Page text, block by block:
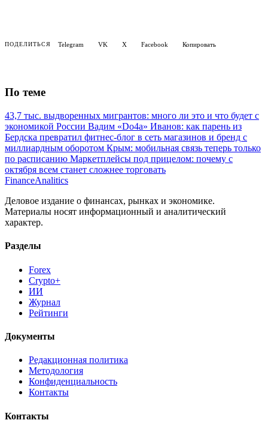
ПОДЕЛИТЬСЯ Telegram VK X Facebook Копировать
По теме
43,7 тыс. выдворенных мигрантов: много ли это и что будет с
экономикой России Вадим «Do4a» Иванов: как парень из
Бердска превратил фитнес-блог в сеть магазинов и бренд с
миллиардным оборотом Крым: мобильная связь теперь только
по расписанию Маркетплейсы под прицелом: почему с
октября всем станет сложнее торговать
FinanceAnalitics
Деловое издание о финансах, рынках и экономике.
Материалы носят информационный и аналитический
характер.
Разделы
Forex
Crypto+
ИИ
Журнал
Рейтинги
Документы
Редакционная политика
Методология
Конфиденциальность
Контакты
Контакты